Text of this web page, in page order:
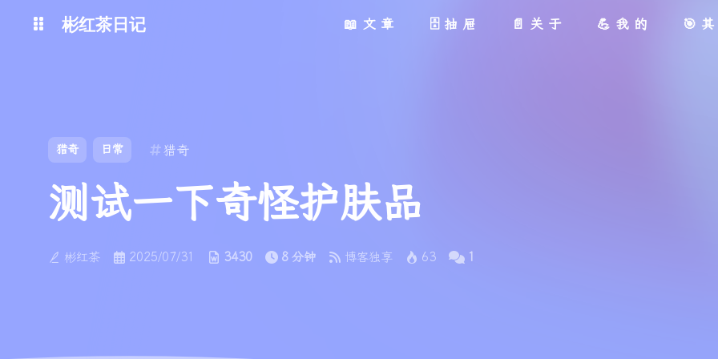
彬红茶日记 📖文章 🗄抽屉 📄关于 💪我的 🎯
猎奇 日常 猎奇
测试一下奇怪护肤品
彬红茶 2025/07/31 3430 8 分钟 博客独享 63 1